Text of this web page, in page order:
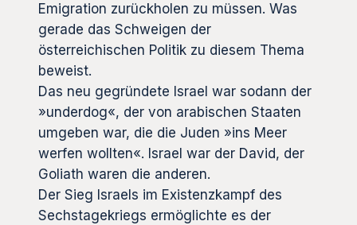
Emigration zurückholen zu müssen. Was
gerade das Schweigen der
österreichischen Politik zu diesem Thema
beweist.
Das neu gegründete Israel war sodann der
»underdog«, der von arabischen Staaten
umgeben war, die die Juden »ins Meer
werfen wollten«. Israel war der David, der
Goliath waren die anderen.
Der Sieg Israels im Existenzkampf des
Sechstagekriegs ermöglichte es der